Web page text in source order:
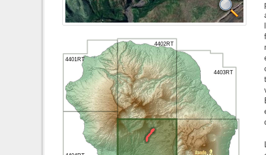
4401RT
4402RT
4403RT